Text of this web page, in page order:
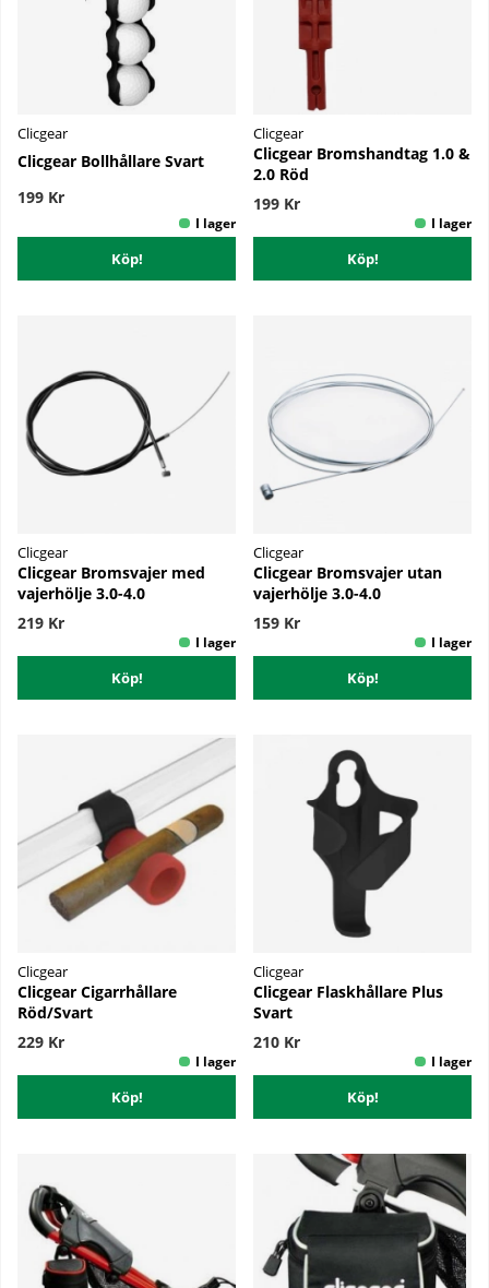
Clicgear
Clicgear Bollhållare Svart
199 Kr
Köp!
Clicgear
Clicgear Bromshandtag 1.0 &
2.0 Röd
199 Kr
Köp!
Clicgear
Clicgear Bromsvajer med
vajerhölje 3.0-4.0
219 Kr
Köp!
Clicgear
Clicgear Bromsvajer utan
vajerhölje 3.0-4.0
159 Kr
Köp!
Clicgear
Clicgear Cigarrhållare
Röd/Svart
229 Kr
Köp!
Clicgear
Clicgear Flaskhållare Plus
Svart
210 Kr
Köp!